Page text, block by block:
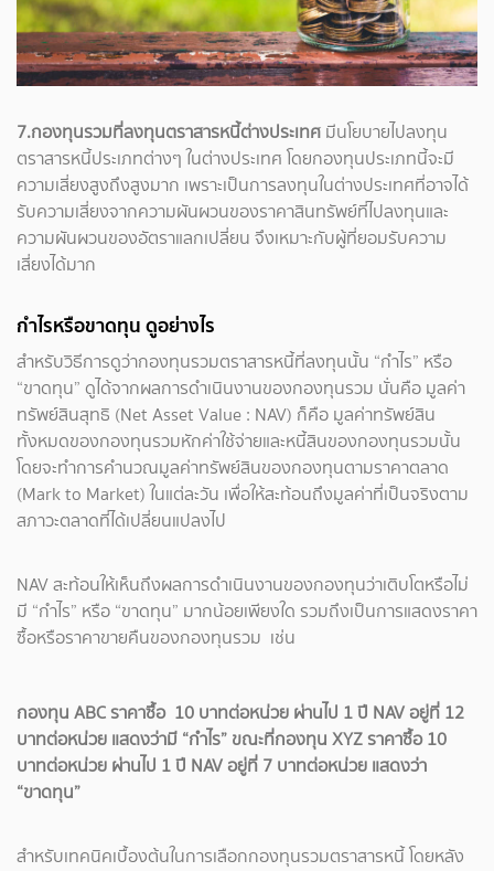
7.กองทุนรวมที่ลงทุนตราสารหนี้ต่างประเทศ มีนโยบายไปลงทุน
ตราสารหนี้ประเภทต่างๆ ในต่างประเทศ โดยกองทุนประเภทนี้จะมี
ความเสี่ยงสูงถึงสูงมาก เพราะเป็นการลงทุนในต่างประเทศที่อาจได้
รับความเสี่ยงจากความผันผวนของราคาสินทรัพย์ที่ไปลงทุนและ
ความผันผวนของอัตราแลกเปลี่ยน จึงเหมาะกับผู้ที่ยอมรับความ
เสี่ยงได้มาก
กำไรหรือขาดทุน ดูอย่างไร
สำหรับวิธีการดูว่ากองทุนรวมตราสารหนี้ที่ลงทุนนั้น “กำไร” หรือ
“ขาดทุน” ดูได้จากผลการดำเนินงานของกองทุนรวม นั่นคือ มูลค่า
ทรัพย์สินสุทธิ (Net Asset Value : NAV) ก็คือ มูลค่าทรัพย์สิน
ทั้งหมดของกองทุนรวมหักค่าใช้จ่ายและหนี้สินของกองทุนรวมนั้น
โดยจะทำการคำนวณมูลค่าทรัพย์สินของกองทุนตามราคาตลาด
(Mark to Market) ในแต่ละวัน เพื่อให้สะท้อนถึงมูลค่าที่เป็นจริงตาม
สภาวะตลาดที่ได้เปลี่ยนแปลงไป
NAV สะท้อนให้เห็นถึงผลการดำเนินงานของกองทุนว่าเติบโตหรือไม่
มี “กำไร” หรือ “ขาดทุน” มากน้อยเพียงใด รวมถึงเป็นการแสดงราคา
ซื้อหรือราคาขายคืนของกองทุนรวม เช่น
กองทุน ABC ราคาซื้อ 10 บาทต่อหน่วย ผ่านไป 1 ปี NAV อยู่ที่ 12
บาทต่อหน่วย แสดงว่ามี “กำไร” ขณะที่กองทุน XYZ ราคาซื้อ 10
บาทต่อหน่วย ผ่านไป 1 ปี NAV อยู่ที่ 7 บาทต่อหน่วย แสดงว่า
“ขาดทุน”
สำหรับเทคนิคเบื้องต้นในการเลือกกองทุนรวมตราสารหนี้ โดยหลัง